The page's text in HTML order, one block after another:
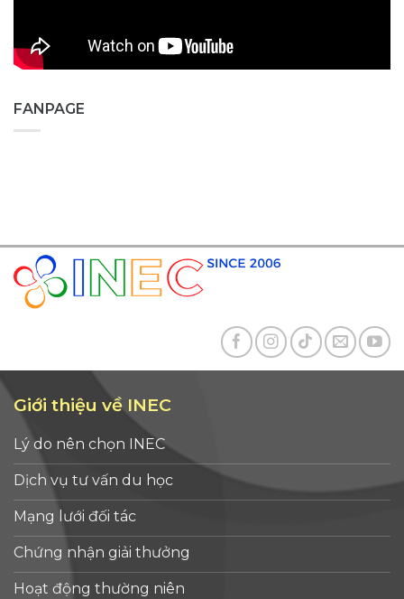
FANPAGE
Giới thiệu về INEC
Lý do nên chọn INEC
Dịch vụ tư vấn du học
Mạng lưới đối tác
Chứng nhận giải thưởng
Hoạt động thường niên